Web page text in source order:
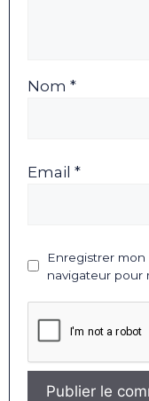
Nom *
Email *
Enregistrer
navigateur pour